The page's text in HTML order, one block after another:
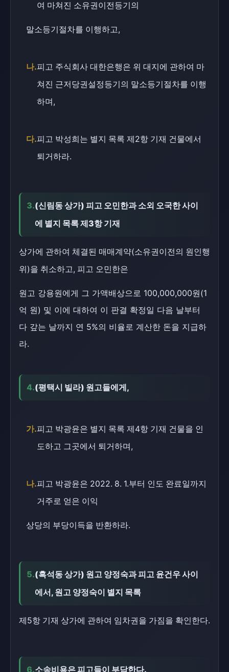
여 마쳐진 소유권이전등기의
말소등기절차를 이행하고,
나.피고 주식회사 대한은행은 위 대지에 관하여 마
쳐진 근저당권설정등기의 말소등기절차를 이행
하며,
다.피고 박성희는 별지 목록 제2항 기재 건물에서
퇴거하라.
3.(신림동 상가) 피고 오민한과 소외 오국한 사이
에 별지 목록 제3항 기재
상가에 관하여 체결된 매매계약(소유권이전의 원인행
위)을 취소하고, 피고 오민한은
원고 강용원에게 그 가액배상으로 100,000,000원(1
억 원) 및 이에 대하여 이 판결 확정일 다음 날부터
다 갚는 날까지 연 5%의 비율로 계산한 돈을 지급하
라.
4.(평택시 빌라) 원고들에게,
가.피고 박광윤은 별지 목록 제4항 기재 건물을 인
도하고 그곳에서 퇴거하며,
나.피고 박광윤은 2022. 8. 1.부터 인도 완료일까지
거주로 얻은 이익
상당의 부당이득을 반환하라.
5.(흑석동 상가) 원고 양정숙과 피고 윤건우 사이
에서, 원고 양정숙이 별지 목록
제5항 기재 상가에 관하여 임차권을 가짐을 확인한다.
6.소송비용은 피고들이 부담한다.